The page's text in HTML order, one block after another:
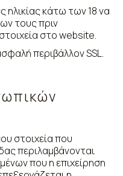
ηλικίας κάτω των 18 να
τους πριν
στο website.
περιβάλλον SSL.
στοιχεία που
περιλαμβάνονται
που η επιχείρηση